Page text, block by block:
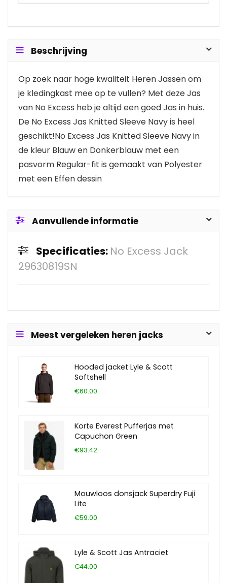
Beschrijving
Op zoek naar hoge kwaliteit Heren Jassen om
je kledingkast mee op te vullen? Met deze Jas
van No Excess heb je altijd een goed Jas in huis.
De No Excess Jas Knitted Sleeve Navy is heel
geschikt!No Excess Jas Knitted Sleeve Navy in
de kleur Blauw en Donkerblauw met een
pasvorm Regular-fit is gemaakt van Polyester
met een Effen dessin
Aanvullende informatie
Specificaties: No Excess Jack
29630819SN
Meest vergeleken heren jacks
Hooded jacket Lyle & Scott
Softshell
€60.00
Korte Everest Pufferjas met
Capuchon Green
€93.42
Mouwloos donsjack Superdry Fuji
Lite
€59.00
Lyle & Scott Jas Antraciet
€44.00